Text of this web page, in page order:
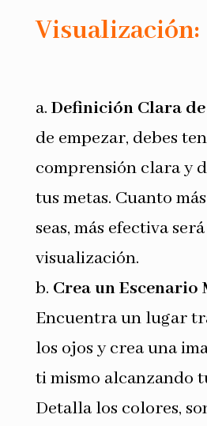
Visualización:
a. Definición Clara de
de empezar, debes
comprensión clara y
tus metas. Cuanto
seas, más efectiva
visualización.
b. Crea un Escenario
Encuentra un lugar
los ojos y crea una
ti mismo alcanzando
Detalla los colores,